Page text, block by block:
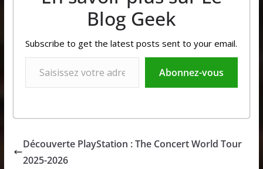
Blog Geek
Subscribe to get the latest posts sent to your email.
Saisissez votre adresse e-mail…
Abonnez-vous
Découverte PlayStation : The Concert World Tour
2025-2026